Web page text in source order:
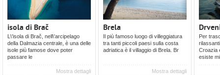
isola di Brač
L\'isola di Brač, nell\'arcipelago
della Dalmazia centrale, è una delle
isole più famose dove poter
passare le
Mostra dettagli
Brela
Il più famoso luogo di villeggiatura
tra tanti piccoli paesi sulla costa
adriatica è il villaggio di Brela. Br
Mostra dettagli
Per
Croazia
esiste